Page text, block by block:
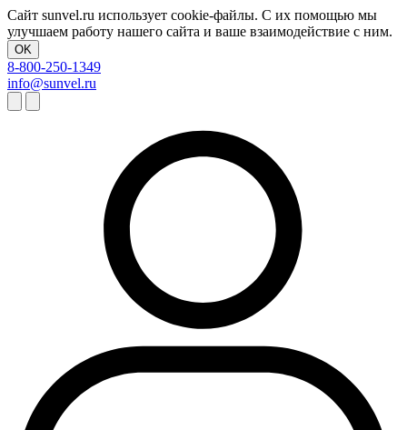
Сайт sunvel.ru использует cookie-файлы. С их помощью мы
улучшаем работу нашего сайта и ваше взаимодействие с ним.
OK
8-800-250-1349
info@sunvel.ru